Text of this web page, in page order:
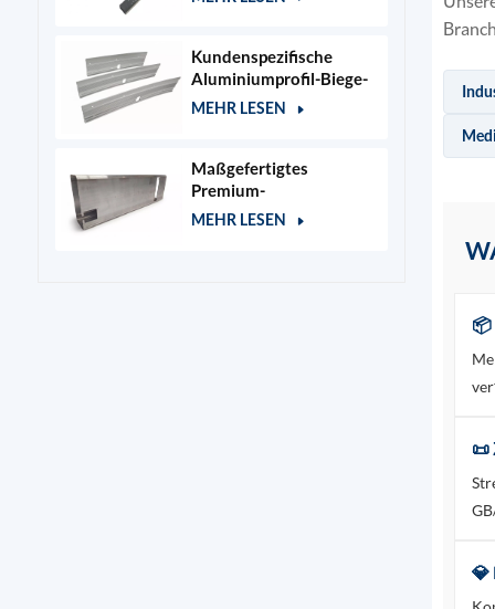
Kundenspezifische
Aluminiumprofil-Biege-
und Stanzteile
MEHR LESEN
Maßgefertigtes
Premium-
Aluminiumgehäuse für
MEHR LESEN
📦
💎